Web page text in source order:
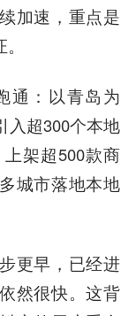
加速，重点是
通：以青岛为
入超300个本地
架超500款商
城市落地本地
更早，已经进
然很快。这背